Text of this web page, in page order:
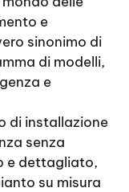
e
sinonimo di
di modelli,
e
di installazione
senza
e dettagliato,
su misura